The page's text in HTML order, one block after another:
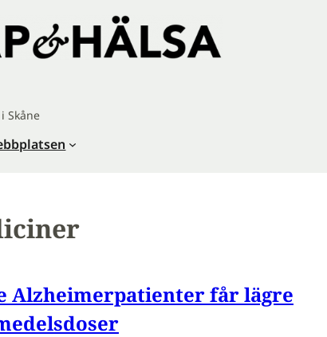
Skåne
Alzheimerpatienter får lägre